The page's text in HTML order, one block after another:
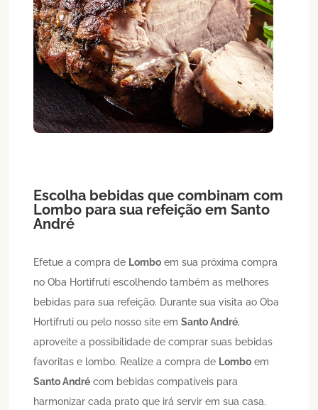
Escolha bebidas que combinam com
Lombo para sua refeição emSanto
André
Efetue a compra de Lombo em sua próxima compra
no Oba Hortifruti escolhendo também as melhores
bebidas para sua refeição. Durante sua visita ao Oba
Hortifruti ou pelo nosso site emSanto André,
aproveite a possibilidade de comprar suas bebidas
favoritas e lombo. Realize a compra de Lombo em
Santo André com bebidas compatíveis para
harmonizar cada prato que irá servir em sua casa.